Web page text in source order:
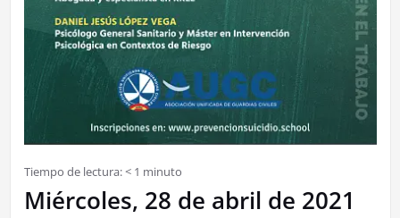
Tiempo de lectura:< 1 minuto
Miércoles, 28 de abril de 2021